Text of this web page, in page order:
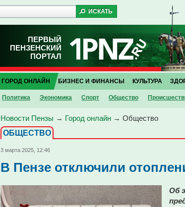
ПЕРВЫЙ
ПЕНЗЕНСКИЙ
ПОРТАЛ
ГОРОД ОНЛАЙН
Политика Экономика Спорт Общество
БИЗНЕС И ФИНАНСЫ КУЛЬТУРА
Новости Пензы → Город онлайн → Общество
ОБЩЕСТВО
3 марта 2025, 12:46
В Пензе отключили
Об